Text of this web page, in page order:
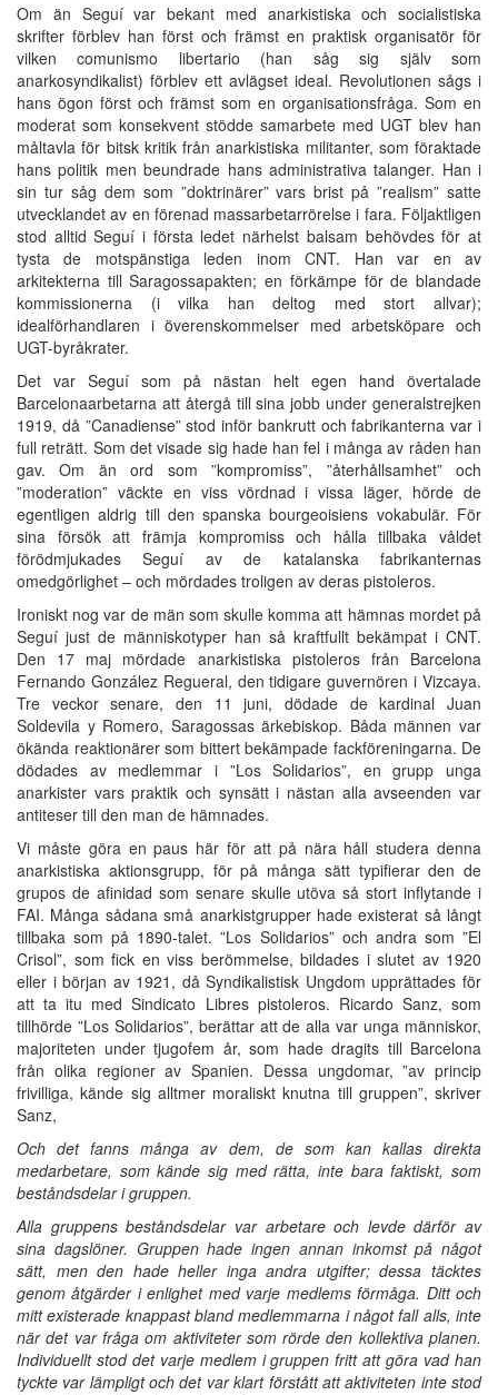
Om än Seguí var bekant med anarkistiska och socialistiska
skrifter förblev han först och främst en praktisk organisatör för
vilken comunismo libertario (han såg sig själv som
anarkosyndikalist) förblev ett avlägset ideal. Revolutionen sågs i
hans ögon först och främst som en organisationsfråga. Som en
moderat som konsekvent stödde samarbete med UGT blev han
måltavla för bitsk kritik från anarkistiska militanter, som föraktade
hans politik men beundrade hans administrativa talanger. Han i
sin tur såg dem som ”doktrinärer” vars brist på ”realism” satte
utvecklandet av en förenad massarbetarrörelse i fara. Följaktligen
stod alltid Seguí i första ledet närhelst balsam behövdes för at
tysta de motspänstiga leden inom CNT. Han var en av
arkitekterna till Saragossapakten; en förkämpe för de blandade
kommissionerna (i vilka han deltog med stort allvar);
idealförhandlaren i överenskommelser med arbetsköpare och
UGT-byråkrater.
Det var Seguí som på nästan helt egen hand övertalade
Barcelonaarbetarna att återgå till sina jobb under generalstrejken
1919, då ”Canadiense” stod inför bankrutt och fabrikanterna var i
full reträtt. Som det visade sig hade han fel i många av råden han
gav. Om än ord som ”kompromiss”, ”återhållsamhet” och
”moderation” väckte en viss vördnad i vissa läger, hörde de
egentligen aldrig till den spanska bourgeoisiens vokabulär. För
sina försök att främja kompromiss och hålla tillbaka våldet
förödmjukades Seguí av de katalanska fabrikanternas
omedgörlighet – och mördades troligen av deras pistoleros.
Ironiskt nog var de män som skulle komma att hämnas mordet på
Seguí just de människotyper han så kraftfullt bekämpat i CNT.
Den 17 maj mördade anarkistiska pistoleros från Barcelona
Fernando González Regueral, den tidigare guvernören i Vizcaya.
Tre veckor senare, den 11 juni, dödade de kardinal Juan
Soldevila y Romero, Saragossas ärkebiskop. Båda männen var
ökända reaktionärer som bittert bekämpade fackföreningarna. De
dödades av medlemmar i ”Los Solidarios”, en grupp unga
anarkister vars praktik och synsätt i nästan alla avseenden var
antiteser till den man de hämnades.
Vi måste göra en paus här för att på nära håll studera denna
anarkistiska aktionsgrupp, för på många sätt typifierar den de
grupos de afinidad som senare skulle utöva så stort inflytande i
FAI. Många sådana små anarkistgrupper hade existerat så långt
tillbaka som på 1890-talet. ”Los Solidarios” och andra som ”El
Crisol”, som fick en viss berömmelse, bildades i slutet av 1920
eller i början av 1921, då Syndikalistisk Ungdom upprättades för
att ta itu med Sindicato Libres pistoleros. Ricardo Sanz, som
tillhörde ”Los Solidarios”, berättar att de alla var unga människor,
majoriteten under tjugofem år, som hade dragits till Barcelona
från olika regioner av Spanien. Dessa ungdomar, ”av princip
frivilliga, kände sig alltmer moraliskt knutna till gruppen”, skriver
Sanz,
Och det fanns många av dem, de som kan kallas direkta
medarbetare, som kände sig med rätta, inte bara faktiskt, som
beståndsdelar i gruppen.
Alla gruppens beståndsdelar var arbetare och levde därför av
sina dagslöner. Gruppen hade ingen annan inkomst på något
sätt, men den hade heller inga andra utgifter; dessa täcktes
genom åtgärder i enlighet med varje medlems förmåga. Ditt och
mitt existerade knappast bland medlemmarna i något fall alls, inte
när det var fråga om aktiviteter som rörde den kollektiva planen.
Individuellt stod det varje medlem i gruppen fritt att göra vad han
tyckte var lämpligt och det var klart förstått att aktiviteten inte stod